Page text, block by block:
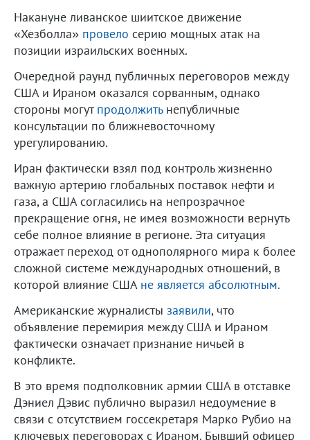
Накануне ливанское шиитское движение
«Хезболла» провело серию мощных атак на
позиции израильских военных.
Очередной раунд публичных переговоров между
США и Ираном оказался сорванным, однако
стороны могутпродолжитьнепубличные
консультации по ближневосточному
урегулированию.
Иран фактически взял под контроль жизненно
важную артерию глобальных поставок нефти и
газа, а США согласились на непрозрачное
прекращение огня, не имея возможности вернуть
себе полное влияние в регионе. Эта ситуация
отражает переход от однополярного мира к более
сложной системе международных отношений, в
которой влияние США не является абсолютным.
Американские журналисты заявили, что
объявление перемирия между США и Ираном
фактически означает признание ничьей в
конфликте.
В это время подполковник армии США в отставке
Дэниел Дэвис публично выразил недоумение в
связи с отсутствием госсекретаря Марко Рубио на
ключевых переговорах с Ираном. Бывший офицер